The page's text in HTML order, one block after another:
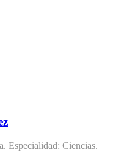
Especialidad: Ciencias.